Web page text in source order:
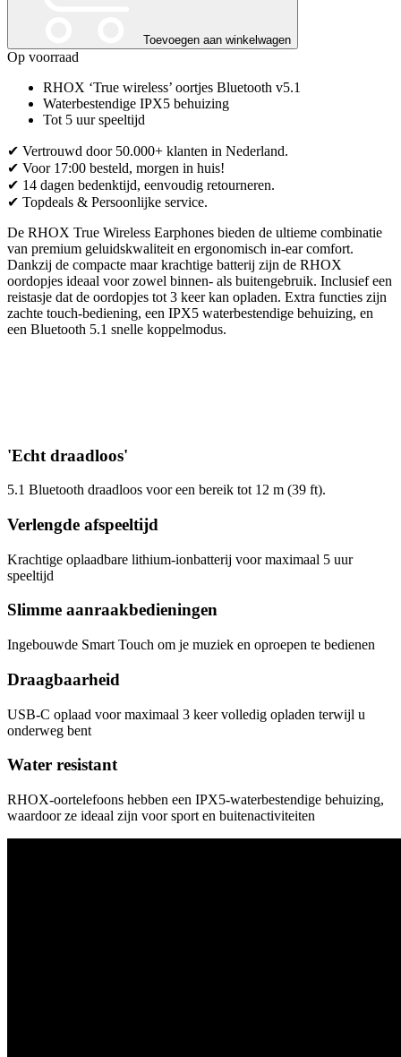
Toevoegen aan winkelwagen
Op voorraad
RHOX ‘True wireless’ oortjes Bluetooth v5.1
Waterbestendige IPX5 behuizing
Tot 5 uur speeltijd
✔ Vertrouwd door 50.000+ klanten in Nederland.
✔ Voor 17:00 besteld, morgen in huis!
✔ 14 dagen bedenktijd, eenvoudig retourneren.
✔ Topdeals & Persoonlijke service.
De RHOX True Wireless Earphones bieden de ultieme combinatie
van premium geluidskwaliteit en ergonomisch in-ear comfort.
Dankzij de compacte maar krachtige batterij zijn de RHOX
oordopjes ideaal voor zowel binnen- als buitengebruik. Inclusief een
reistasje dat de oordopjes tot 3 keer kan opladen. Extra functies zijn
zachte touch-bediening, een IPX5 waterbestendige behuizing, en
een Bluetooth 5.1 snelle koppelmodus.
'Echt draadloos'
5.1 Bluetooth draadloos voor een bereik tot 12 m (39 ft).
Verlengde afspeeltijd
Krachtige oplaadbare lithium-ionbatterij voor maximaal 5 uur
speeltijd
Slimme aanraakbedieningen
Ingebouwde Smart Touch om je muziek en oproepen te bedienen
Draagbaarheid
USB-C oplaad voor maximaal 3 keer volledig opladen terwijl u
onderweg bent
Water resistant
RHOX-oortelefoons hebben een IPX5-waterbestendige behuizing,
waardoor ze ideaal zijn voor sport en buitenactiviteiten